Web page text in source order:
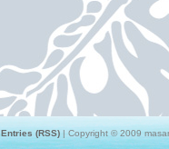
Entries (RSS) | Copyright © 2009